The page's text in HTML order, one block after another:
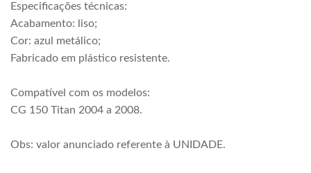
Especificações técnicas:
Acabamento: liso;
Cor: azul metálico;
Fabricado em plástico resistente.
Compatível com os modelos:
CG 150 Titan 2004 a 2008.
Obs: valor anunciado referente à UNIDADE.